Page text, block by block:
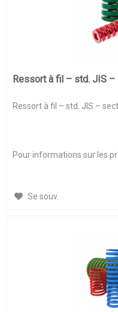
Ressort à fil – std. JIS
Ressort à fil – std. JIS –
Pour informations sur les
Se souv.